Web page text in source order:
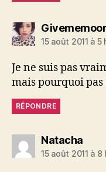
Givememoor
15 août 2011 à 5
Je ne suis pas
mais pourquoi pas
RÉPONDRE
Natachadit :
15 août 2011 à 8